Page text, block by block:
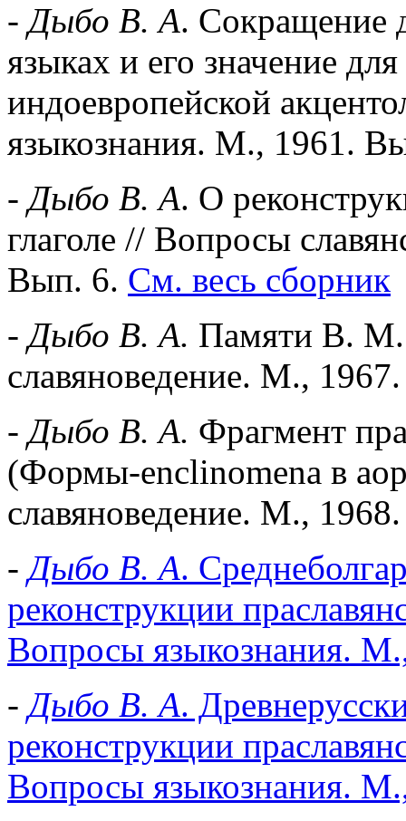
-Дыбо В. А. Сокращение
языках и его значение
индоевропейской
языкознания. М., 1961.
-Дыбо В. А. О
глаголе // Вопросы
Вып. 6. См. весь сборник
-Дыбо В. А. Памяти В. М.
славяноведение. М.,
-Дыбо В. А. Фрагмент
(Формы-enclinomenа в
славяноведение. М.,
-Дыбо В. А.
реконструкции
Вопросы языкознания.
-Дыбо В. А.
реконструкции
Вопросы языкознания.